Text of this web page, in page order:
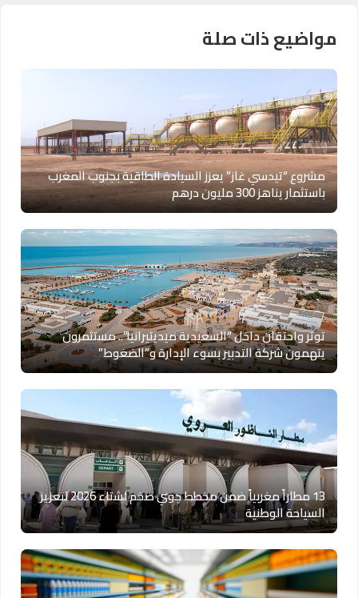
مواضيع ذات صلة
مشروع “تيدسي غاز” يعزز السيادة الطاقية بجنوب المغرب
باستثمار يناهز 300 مليون درهم
توتر واحتقان داخل “السعيدية ميديتيرانيا”.. مستثمرون
يتهمون شركة التدبير بسوء الإدارة و”الضغوط”
13 مطاراً مغربياً ضمن مخطط جوي ضخم لشتاء 2026 لتعزيز
السياحة الوطنية